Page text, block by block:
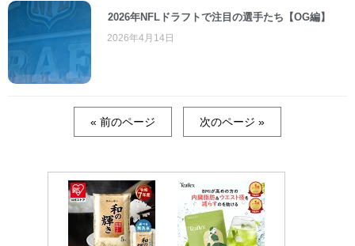
2026年NFLドラフトで注目の選手たち【OG編】
2026年4月14日
« 前のページ 次のページ »